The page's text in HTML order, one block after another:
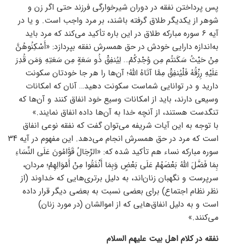
پس پرداختن نفقه در دوران شیرخوارگی فرزند حتی اگر زن و
شوهر از یکدیگر طلاق گرفته باشند، بر مرد واجب است. و یا در
آیه 6 سوره مبارکه طلاق در این باره تأکید می‌کند که مرد باید
به‌اندازه دارایی خودش در حق همسرش نفقه بپردازد: «أَسْکِنُوهُنَّ
مِنْ حَیْثُ سَکَنتُم مِن وُجْدِکُمْ… لِیُنفِقْ ذُو سَعَةٍ مِن سَعَتِهِ وَمَن قُدِرَ
عَلَیْهِ رِزْقُهُ فَلْیُنفِقْ مِمَّا آتَاهُ اللَّهُ؛ آن‌ها را هر جا خودتان سکونت
دارید و در توانایی شماست سکونت دهید… آنان که امکانات
وسیعی دارند، باید از امکانات وسیع خود انفاق کنند و آن‌ها که
تنگدست هستند، از آنچه خدا به آن‌ها داده انفاق نمایند.»
با توجه به این آیات شریفه می‌توان گفت که نفقه نوعی انفاق
است که مرد در حق همسرش انجام می‌دهد. این مفهوم در آیه 34
سوره مبارکه نساء هم تأکید شده که: «الرِّجَالُ قَوَّامُونَ عَلَی النِّسَاءِ
بِمَا فَضَّلَ اللّهُ بَعْضَهُمْ عَلَی بَعْضٍ وَبِمَا أَنْفَقُوا مِنْ أَمْوَالِهِمْ؛ مردان،
سرپرست و نگهبان زنان‌اند، به دلیل برتری‌هایی که خداوند (از
نظر نظام اجتماع) برای بعضی نسبت به بعضی دیگر قرار داده
است و به دلیل انفاق‌هایی که از اموالشان (در مورد زنان)
می‌کنند.»
نفقه در کلام اهل بیت علیهم السلام